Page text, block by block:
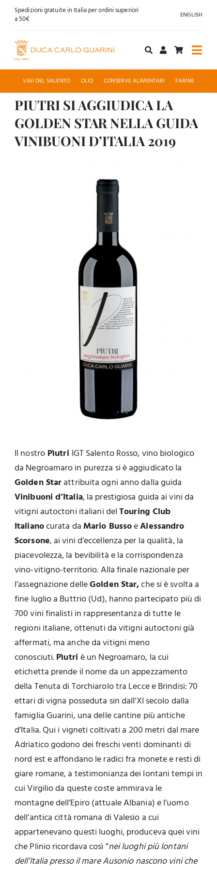
SaltaSpedizioni gratuite in Italia per ordini superiori
a 50€
ENGLISH
Acquista online
Chi siamo
VINI DEL SALENTO OLIO CONSERVE ALIMENTARI FARINE
PIUTRI SI AGGIUDICA LA
GOLDEN STAR NELLA GUIDA
VINIBUONI D’ITALIA 2019
Il nostroPìutri IGT Salento Rosso, vino biologico
da Negroamaro in purezza si è aggiudicato la
Golden Starattribuita ogni anno dalla guida
Vinibuoni d’Italia, la prestigiosa guida ai vini da
vitigni autoctoni italiani delTouring Club
Italianocurata da Mario BussoeAlessandro
Scorsone, ai vini d’eccellenza per la qualità, la
piacevolezza, la bevibilità e la corrispondenza
vino-vitigno-territorio. Alla finale nazionale per
l’assegnazione delleGolden Star,che si è svolta a
fine luglio a Buttrio (Ud), hanno partecipato più di
700 vini finalisti in rappresentanza di tutte le
regioni italiane, ottenuti da vitigni autoctoni già
affermati, ma anche da vitigni meno
conosciuti.Pìutri è un Negroamaro, la cui
etichetta prende il nome da un appezzamento
della Tenuta di Torchiarolo tra Lecce e Brindisi: 70
ettari di vigna posseduta sin dall’XI secolo dalla
famiglia Guarini, una delle cantine più antiche
d’Italia. Qui i vigneti coltivati a 200 metri dal mare
Adriatico godono dei freschi venti dominanti di
nord est e affondano le radici fra monete e resti di
giare romane, a testimonianza dei lontani tempi in
cui Virgilio da queste coste ammirava le
montagne dell’Epiro (attuale Albania) e l’uomo
dell’antica città romana di Valesio a cui
appartenevano questi luoghi, produceva quei vini
che Plinio ricordava così ”nei luoghi più lontani
dell’Italia presso il mare Ausonio nascono vini che